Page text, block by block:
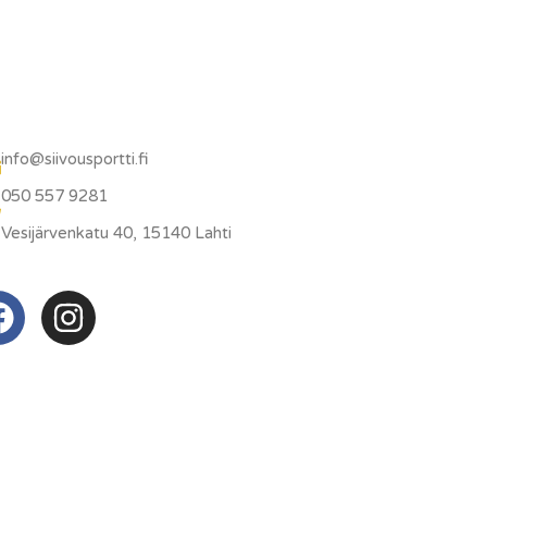
info@siivousportti.fi
050 557 9281
Vesijärvenkatu 40, 15140 Lahti